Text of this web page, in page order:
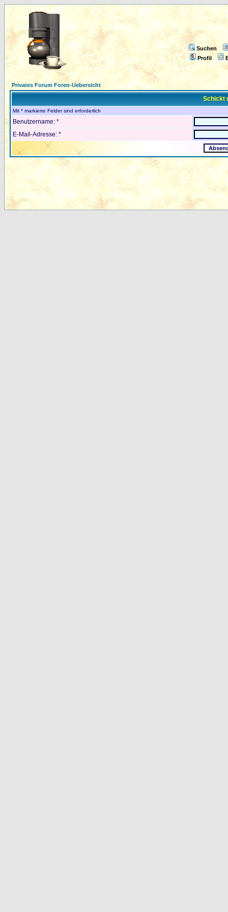
Suchen
Profil
Privates Forum Foren-Uebersicht
Schickt
Mit * markierte Felder sind erforderlich
Benutzername: *
E-Mail-Adresse: *